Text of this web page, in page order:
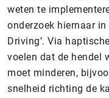
weten te
onderzoek hiernaar
Driving’. Via
voelen dat de hendel
moet minderen,
snelheid richting de